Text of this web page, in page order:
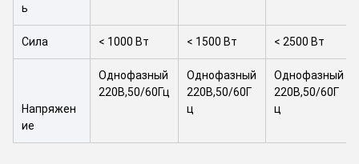
ь
Сила < 1000 Вт < 1500 Вт < 2500 Вт
Напряжен
ие
Однофазный
220В,50/60Гц
Однофазный
220В,50/60Г
ц
Однофазный
220В,50/60Г
ц